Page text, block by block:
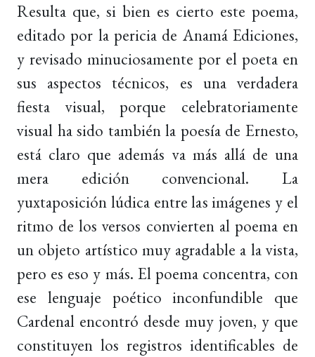
Resulta que, si bien es cierto este poema,
editado por la pericia de Anamá Ediciones,
y revisado minuciosamente por el poeta en
sus aspectos técnicos, es una verdadera
fiesta visual, porque celebratoriamente
visual ha sido también la poesía de Ernesto,
está claro que además va más allá de una
mera edición convencional. La
yuxtaposición lúdica entre las imágenes y el
ritmo de los versos convierten al poema en
un objeto artístico muy agradable a la vista,
pero es eso y más. El poema concentra, con
ese lenguaje poético inconfundible que
Cardenal encontró desde muy joven, y que
constituyen los registros identificables de